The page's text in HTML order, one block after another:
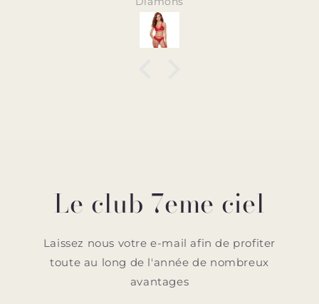
Le club 7eme ciel
Laissez nous votre e-mail afin de profiter
toute au long de l'année de nombreux
avantages